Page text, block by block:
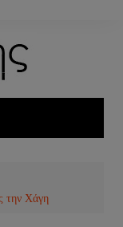
την Χάγη